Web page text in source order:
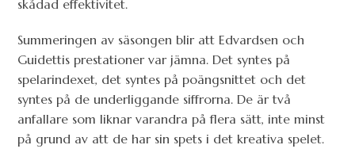
skådad effektivitet.
Summeringen av säsongen blir att Edvardsen och
Guidettis prestationer var jämna. Det syntes på
spelarindexet, det syntes på poängsnittet och det
syntes på de underliggande siffrorna. De är två
anfallare som liknar varandra på flera sätt, inte minst
på grund av att de har sin spets i det kreativa spelet.